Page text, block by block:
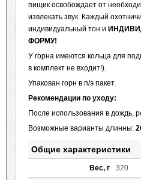
пищик освобождает от
извлекать звук. Каждый
индивидуальный тон и
ФОРМУ!
У горна имеются кольца для
в комплект не входит!).
Упакован горн в п/э пакет.
Рекомендации по уходу:
После использования в дождь,
Возможные варианты длинны:
Общие характеристики
Вес, г 320